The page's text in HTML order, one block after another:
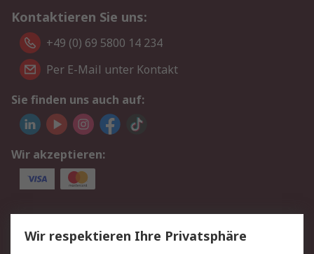
Kontaktieren Sie uns:
+49 (0) 69 5800 14 234
Per E-Mail unter Kontakt
Sie finden uns auch auf:
Wir akzeptieren:
Service
Value Added Services
Lieferlösungen
Wir respektieren Ihre Privatsphäre